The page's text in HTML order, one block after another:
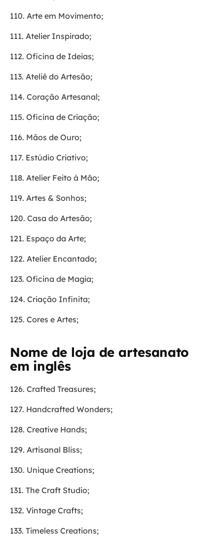
110. Arte em Movimento;
111. Atelier Inspirado;
112. Oficina de Ideias;
113. Ateliê do Artesão;
114. Coração Artesanal;
115. Oficina de Criação;
116. Mãos de Ouro;
117. Estúdio Criativo;
118. Atelier Feito à Mão;
119. Artes & Sonhos;
120. Casa do Artesão;
121. Espaço da Arte;
122. Atelier Encantado;
123. Oficina de Magia;
124. Criação Infinita;
125. Cores e Artes;
Nome de loja de artesanato
em inglês
126. Crafted Treasures;
127. Handcrafted Wonders;
128. Creative Hands;
129. Artisanal Bliss;
130. Unique Creations;
131. The Craft Studio;
132. Vintage Crafts;
133. Timeless Creations;